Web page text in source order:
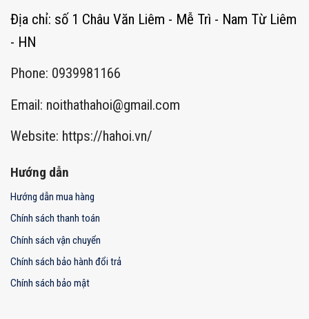
Địa chỉ: số 1 Châu Văn Liêm - Mễ Trì - Nam Từ Liêm
- HN
Phone: 0939981166
Email: noithathahoi@gmail.com
Website: https://hahoi.vn/
Hướng dẫn
Hướng dẫn mua hàng
Chính sách thanh toán
Chính sách vận chuyển
Chính sách bảo hành đổi trả
Chính sách bảo mật